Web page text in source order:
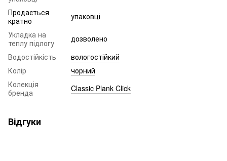
Продається
кратно
упаковці
Укладка на
теплу підлогу
дозволено
Водостійкість
вологостійкий
Колір
чорний
Колекція
бренда
Classic Plank Click
Відгуки